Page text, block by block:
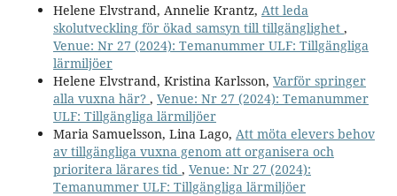
Helene Elvstrand, Annelie Krantz, Att leda
skolutveckling för ökad samsyn till tillgänglighet ,
Venue: Nr 27 (2024): Temanummer ULF: Tillgängliga
lärmiljöer
Helene Elvstrand, Kristina Karlsson, Varför springer
alla vuxna här? , Venue: Nr 27 (2024): Temanummer
ULF: Tillgängliga lärmiljöer
Maria Samuelsson, Lina Lago, Att möta elevers behov
av tillgängliga vuxna genom att organisera och
prioritera lärares tid , Venue: Nr 27 (2024):
Temanummer ULF: Tillgängliga lärmiljöer